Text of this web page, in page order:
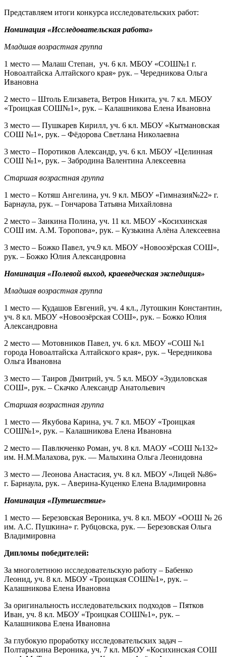
Представляем итоги конкурса исследовательских работ:
Номинация «Исследовательская работа»
Младшая возрастная группа
1 место — Малаш Степан, уч. 6 кл. МБОУ «СОШ№1 г.
Новоалтайска Алтайского края» рук. – Чередникова Ольга
Ивановна
2 место – Штоль Елизавета, Ветров Никита, уч. 7 кл. МБОУ
«Троицкая СОШ№1», рук. – Калашникова Елена Ивановна
3 место — Пушкарев Кирилл, уч. 6 кл. МБОУ «Кытмановская
СОШ №1», рук. – Фёдорова Светлана Николаевна
3 место – Поротиков Александр, уч. 6 кл. МБОУ «Целинная
СОШ №1», рук. – Забродина Валентина Алексеевна
Старшая возрастная группа
1 место – Котяш Ангелина, уч. 9 кл. МБОУ «Гимназия№22» г.
Барнаула, рук. – Гончарова Татьяна Михайловна
2 место – Заикина Полина, уч. 11 кл. МБОУ «Косихинская
СОШ им. А.М. Торопова», рук. – Кузькина Алёна Алексеевна
3 место – Божко Павел, уч.9 кл. МБОУ «Новоозёрская СОШ»,
рук. – Божко Юлия Александровна
Номинация «Полевой выход, краеведческая экспедиция»
Младшая возрастная группа
1 место — Кудашов Евгений, уч. 4 кл., Лутошкин Константин,
уч. 8 кл. МБОУ «Новоозёрская СОШ», рук. – Божко Юлия
Александровна
2 место — Мотовников Павел, уч. 6 кл. МБОУ «СОШ №1
города Новоалтайска Алтайского края», рук. – Чередникова
Ольга Ивановна
3 место — Таиров Дмитрий, уч. 5 кл. МБОУ «Зудиловская
СОШ», рук. – Скачко Александр Анатольевич
Старшая возрастная группа
1 место — Якубова Карина, уч. 7 кл. МБОУ «Троицкая
СОШ№1», рук. – Калашникова Елена Ивановна
2 место — Павлюченко Роман, уч. 8 кл. МАОУ «СОШ №132»
им. Н.М.Малахова, рук. — Малыхина Ольга Леонидовна
3 место — Леонова Анастасия, уч. 8 кл. МБОУ «Лицей №86»
г. Барнаула, рук. – Аверина-Куценко Елена Владимировна
Номинация «Путешествие»
1 место — Березовская Вероника, уч. 8 кл. МБОУ «ООШ № 26
им. А.С. Пушкина» г. Рубцовска, рук. — Березовская Ольга
Владимировна
Дипломы победителей:
За многолетнюю исследовательскую работу – Бабенко
Леонид, уч. 8 кл. МБОУ «Троицкая СОШ№1», рук. –
Калашникова Елена Ивановна
За оригинальность исследовательских подходов – Пятков
Иван, уч. 8 кл. МБОУ «Троицкая СОШ№1», рук. –
Калашникова Елена Ивановна
За глубокую проработку исследовательских задач –
Полтарыхина Вероника, уч. 7 кл. МБОУ «Косихинская СОШ